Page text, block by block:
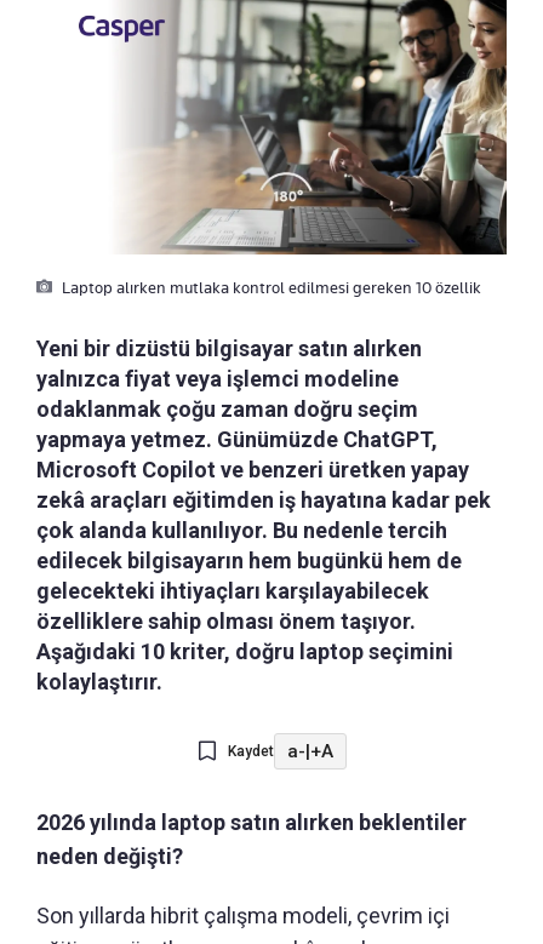
Laptop alırken mutlaka kontrol edilmesi gereken 10 özellik
Yeni bir dizüstü bilgisayar satın alırken
yalnızca fiyat veya işlemci modeline
odaklanmak çoğu zaman doğru seçim
yapmaya yetmez. Günümüzde ChatGPT,
Microsoft Copilot ve benzeri üretken yapay
zekâ araçları eğitimden iş hayatına kadar pek
çok alanda kullanılıyor. Bu nedenle tercih
edilecek bilgisayarın hem bugünkü hem de
gelecekteki ihtiyaçları karşılayabilecek
özelliklere sahip olması önem taşıyor.
Aşağıdaki 10 kriter, doğru laptop seçimini
kolaylaştırır.
Kaydet a-|+A
2026 yılında laptop satın alırken beklentiler
neden değişti?
Son yıllarda hibrit çalışma modeli, çevrim içi